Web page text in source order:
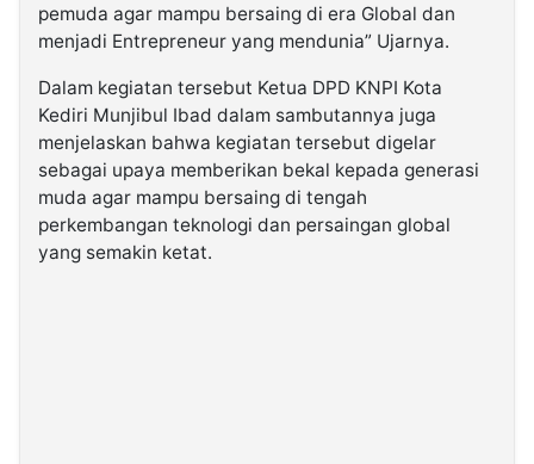
pemuda agar mampu bersaing di era Global dan
menjadi Entrepreneur yang mendunia” Ujarnya.
Dalam kegiatan tersebut Ketua DPD KNPI Kota
Kediri Munjibul Ibad dalam sambutannya juga
menjelaskan bahwa kegiatan tersebut digelar
sebagai upaya memberikan bekal kepada generasi
muda agar mampu bersaing di tengah
perkembangan teknologi dan persaingan global
yang semakin ketat.